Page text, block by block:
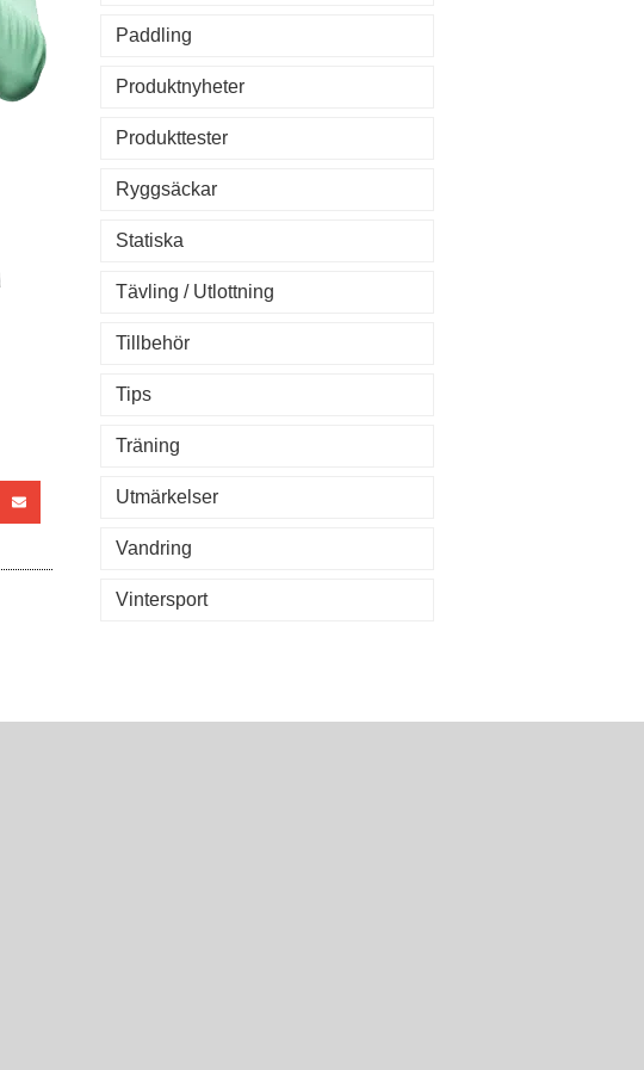
Paddling
Produktnyheter
Produkttester
Ryggsäckar
Statiska
Tävling / Utlottning
Tillbehör
Tips
Träning
Utmärkelser
Vandring
Vintersport